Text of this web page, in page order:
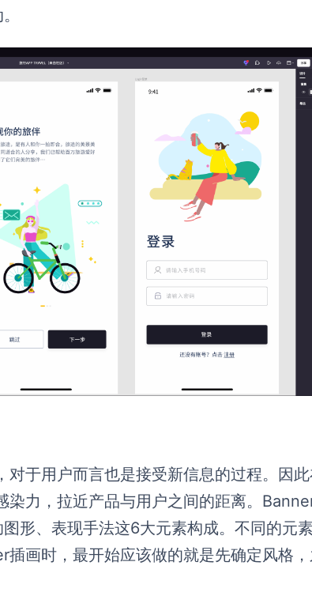
于用户而言也是接受新信息的过程。因
力，拉近产品与用户之间的距离。
形、表现手法这6大元素构成。不同的元
画时，最开始应该做的就是先确定风格